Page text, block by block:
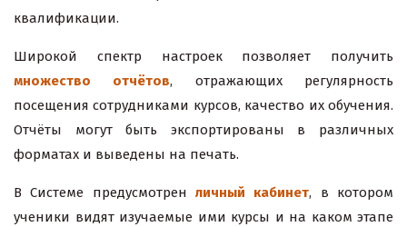
квалификации.
Широкой спектр настроек позволяет получить
множество отчётов, отражающих регулярность
посещения сотрудниками курсов, качество их обучения.
Отчёты могут быть экспортированы в различных
форматах и выведены на печать.
В Системе предусмотрен личный кабинет, в котором
ученики видят изучаемые ими курсы и на каком этапе